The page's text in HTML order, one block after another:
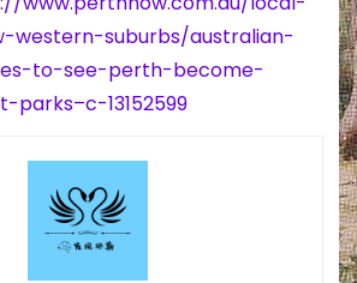
western-suburbs/australian-
to-see-perth-become-
13152599